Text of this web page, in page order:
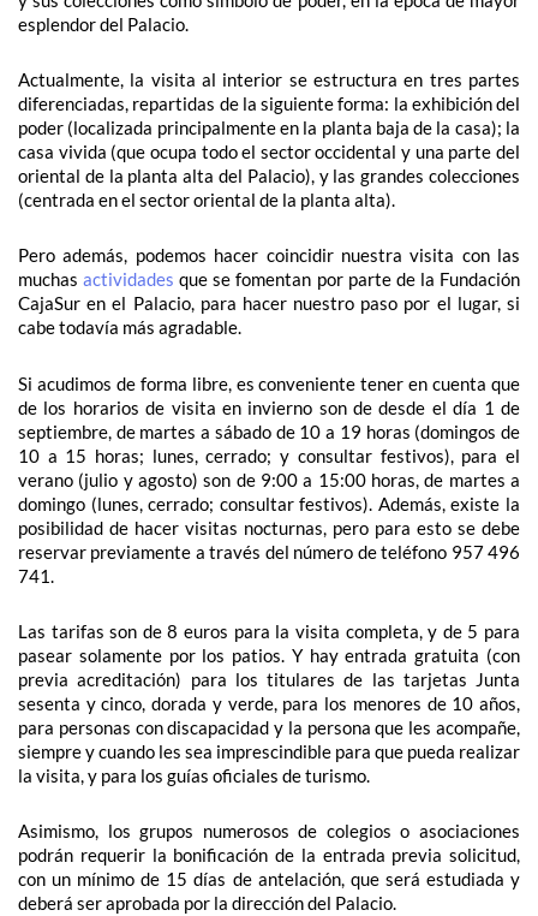
esplendor del Palacio.
Actualmente, la visita al interior se estructura en tres partes
diferenciadas, repartidas de la siguiente forma: la exhibición del
poder (localizada principalmente en la planta baja de la casa); la
casa vivida (que ocupa todo el sector occidental y una parte del
oriental de la planta alta del Palacio), y las grandes colecciones
(centrada en el sector oriental de la planta alta).
Pero además, podemos hacer coincidir nuestra visita con las
muchasactividades que se fomentan por parte de la Fundación
CajaSur en el Palacio, para hacer nuestro paso por el lugar, si
cabe todavía más agradable.
Si acudimos de forma libre, es conveniente tener en cuenta que
de los horarios de visita en invierno son de desde el día 1 de
septiembre, de martes a sábado de 10 a 19 horas (domingos de
10 a 15 horas; lunes, cerrado; y consultar festivos), para el
verano (julio y agosto) son de 9:00 a 15:00 horas, de martes a
domingo (lunes, cerrado; consultar festivos). Además, existe la
posibilidad de hacer visitas nocturnas, pero para esto se debe
reservar previamente a través del número de teléfono 957 496
741.
Las tarifas son de 8 euros para la visita completa, y de 5 para
pasear solamente por los patios. Y hay entrada gratuita (con
previa acreditación) para los titulares de las tarjetas Junta
sesenta y cinco, dorada y verde, para los menores de 10 años,
para personas con discapacidad y la persona que les acompañe,
siempre y cuando les sea imprescindible para que pueda realizar
la visita, y para los guías oficiales de turismo.
Asimismo, los grupos numerosos de colegios o asociaciones
podrán requerir la bonificación de la entrada previa solicitud,
con un mínimo de 15 días de antelación, que será estudiada y
deberá ser aprobada por la dirección del Palacio.